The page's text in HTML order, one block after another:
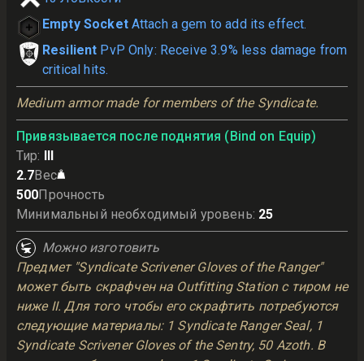
Empty Socket Attach a gem to add its effect.
Resilient PvP Only: Receive 3.9% less damage from
critical hits.
Medium armor made for members of the Syndicate.
Привязывается после поднятия (Bind on Equip)
Тир: III
2.7Вес
500Прочность
Минимальный необходимый уровень: 25
Можно изготовить
Предмет "Syndicate Scrivener Gloves of the Ranger"
может быть скрафчен на Outfitting Station с тиром не
ниже II. Для того чтобы его скрафтить потребуются
следующие материалы: 1 Syndicate Ranger Seal, 1
Syndicate Scrivener Gloves of the Sentry, 50 Azoth. В